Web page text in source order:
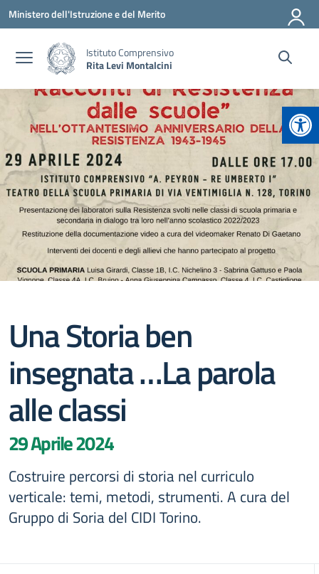
Vai ai contenuti
Vai al menu di navigazione
Vai al footer
Ministero dell'Istruzione e del Merito
Istituto Comprensivo
Rita Levi Montalcini
Una Storia ben
insegnata …La parola
alle classi
29 Aprile 2024
Costruire percorsi di storia nel curriculo
verticale: temi, metodi, strumenti. A cura del
Gruppo di Soria del CIDI Torino.